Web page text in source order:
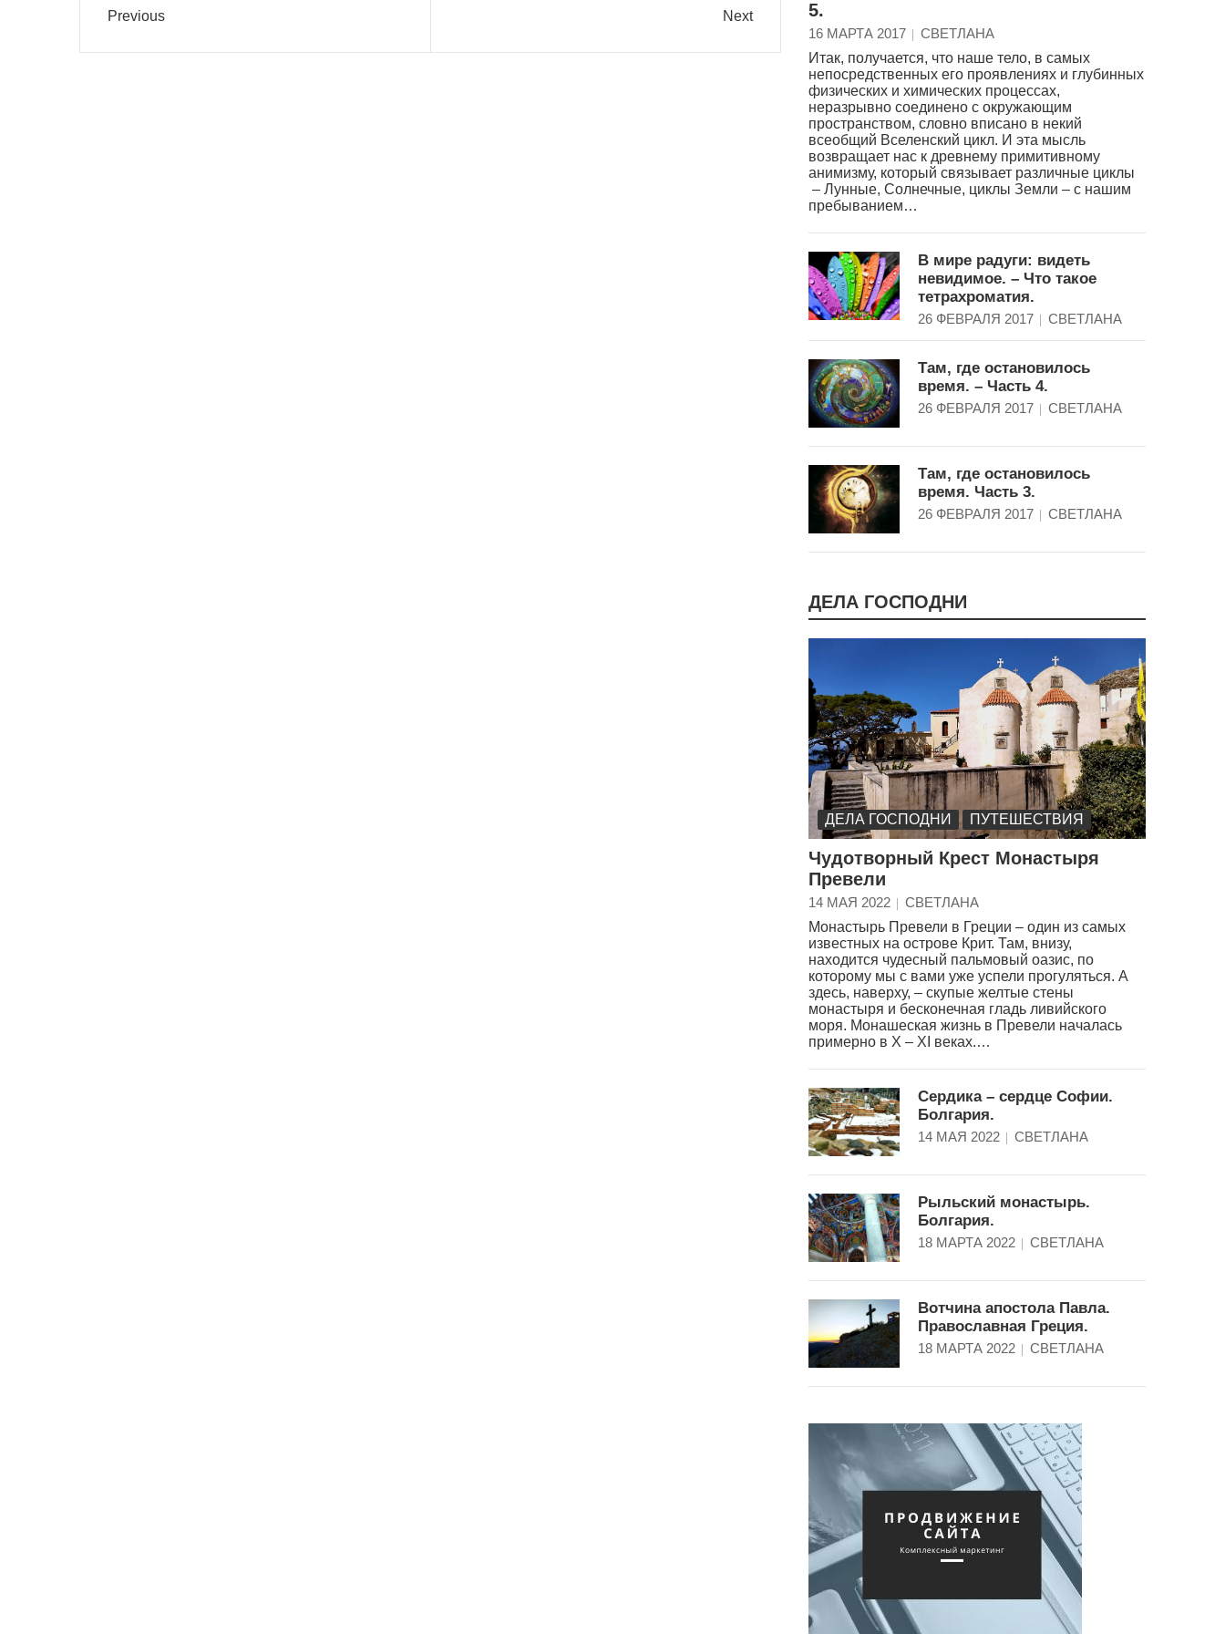
Previous Next 5.
16 МАРТА 2017
СВЕТЛАНА
Итак, получается, что наше тело, в самых
непосредственных его проявлениях и глубинных
физических и химических процессах,
неразрывно соединено с окружающим
пространством, словно вписано в некий
всеобщий Вселенский цикл. И эта мысль
возвращает нас к древнему примитивному
анимизму, который связывает различные циклы
– Лунные, Солнечные, циклы Земли – с нашим
пребыванием…
В мире радуги: видеть
невидимое. – Что такое
тетрахроматия.
26 ФЕВРАЛЯ 2017 СВЕТЛАНА
Там, где остановилось
время. – Часть 4.
26 ФЕВРАЛЯ 2017 СВЕТЛАНА
Там, где остановилось
время. Часть 3.
26 ФЕВРАЛЯ 2017 СВЕТЛАНА
ДЕЛА ГОСПОДНИ
ДЕЛА ГОСПОДНИ ПУТЕШЕСТВИЯ
Чудотворный Крест Монастыря
Превели
14 МАЯ 2022
СВЕТЛАНА
Монастырь Превели в Греции – один из самых
известных на острове Крит. Там, внизу,
находится чудесный пальмовый оазис, по
которому мы с вами уже успели прогуляться. А
здесь, наверху, – скупые желтые стены
монастыря и бесконечная гладь ливийского
моря. Монашеская жизнь в Превели началась
примерно в X – XI веках.…
Сердика – сердце Софии.
Болгария.
14 МАЯ 2022 СВЕТЛАНА
Рыльский монастырь.
Болгария.
18 МАРТА 2022 СВЕТЛАНА
Вотчина апостола Павла.
Православная Греция.
18 МАРТА 2022 СВЕТЛАНА